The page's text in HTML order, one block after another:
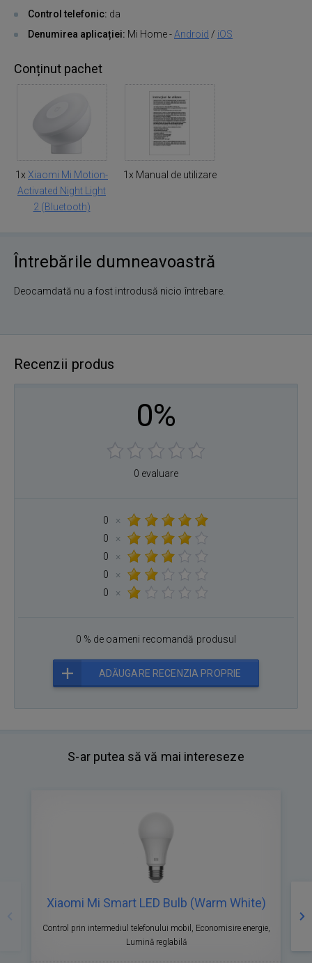
Control telefonic: da
Denumirea aplicației: Mi Home -Android / iOS
Conținut pachet
1x Xiaomi Mi Motion-
Activated Night Light
2 (Bluetooth)
1x Manual de utilizare
Întrebările dumneavoastră
Deocamdată nu a fost introdusă nicio întrebare.
Recenzii produs
0%
0 evaluare
0
×
0
×
0
×
0
×
0
×
0 % de oameni recomandă produsul
ADĂUGARE RECENZIA PROPRIE
S-ar putea să vă mai intereseze
Xiaomi Mi Smart LED Bulb (Warm White)
Control prin intermediul telefonului mobil, Economisire energie,
Lumină reglabilă